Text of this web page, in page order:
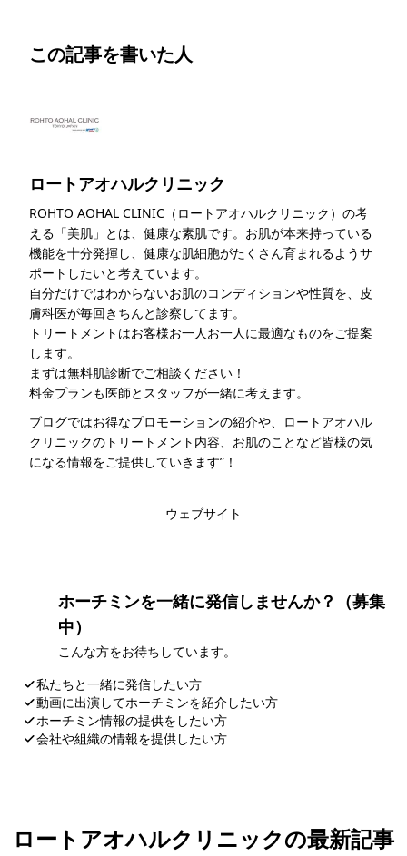
この記事を書いた人
ロートアオハルクリニック
ROHTO AOHAL CLINIC（ロートアオハルクリニック）の考
える「美肌」とは、健康な素肌です。お肌が本来持っている
機能を十分発揮し、健康な肌細胞がたくさん育まれるようサ
ポートしたいと考えています。
自分だけではわからないお肌のコンディションや性質を、皮
膚科医が毎回きちんと診察してます。
トリートメントはお客様お一人お一人に最適なものをご提案
します。
まずは無料肌診断でご相談ください！
料金プランも医師とスタッフが一緒に考えます。
ブログではお得なプロモーションの紹介や、ロートアオハル
クリニックのトリートメント内容、お肌のことなど皆様の気
になる情報をご提供していきます”！
ウェブサイト
ホーチミンを一緒に発信しませんか？（募集
中）
こんな方をお待ちしています。
私たちと一緒に発信したい方
動画に出演してホーチミンを紹介したい方
ホーチミン情報の提供をしたい方
会社や組織の情報を提供したい方
ロートアオハルクリニックの最新記事